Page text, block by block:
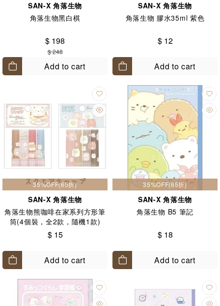
SAN-X 角落生物
角落生物黑白棋
$ 198
$ 248
Add to cart
SAN-X 角落生物
角落生物 膠水35ml 紫色
$ 12
Add to cart
35%OFF(65折)
SAN-X 角落生物
角落生物熊咖啡在家系列方形筆
筒(4個裝，全2款，隨機1款)
$ 15
Add to cart
35%OFF(65折)
SAN-X 角落生物
角落生物 B5 筆記
$ 18
Add to cart